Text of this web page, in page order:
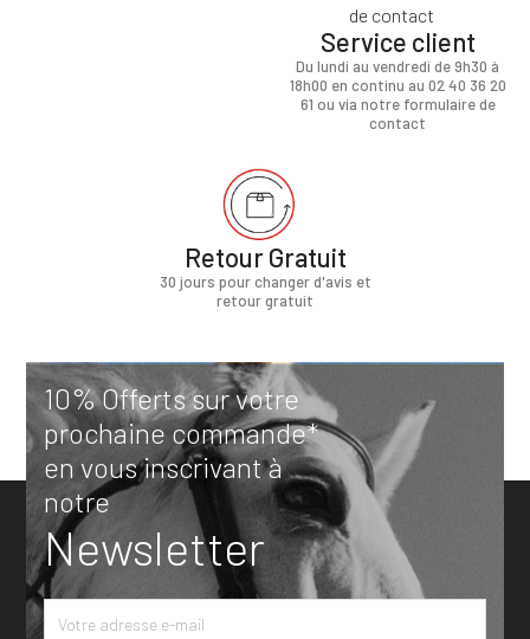
Service client
Du lundi au vendredi de 9h30 à
18h00 en continu au 02 40 36 20
61 ou via notre formulaire de
contact
Retour Gratuit
30 jours pour changer d'avis et
retour gratuit
10% Offerts sur votre
prochaine commande*
en vous inscrivant à
notre
Newsletter